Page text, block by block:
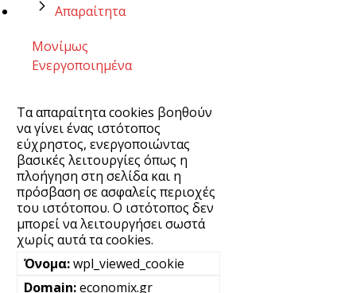
Απαραίτητα
Μονίμως
Ενεργοποιημένα
Τα απαραίτητα cookies βοηθούν
να γίνει ένας ιστότοπος
εύχρηστος, ενεργοποιώντας
βασικές λειτουργίες όπως η
πλοήγηση στη σελίδα και η
πρόσβαση σε ασφαλείς περιοχές
του ιστότοπου. Ο ιστότοπος δεν
μπορεί να λειτουργήσει σωστά
χωρίς αυτά τα cookies.
wpl_viewed_cookie
economix.gr